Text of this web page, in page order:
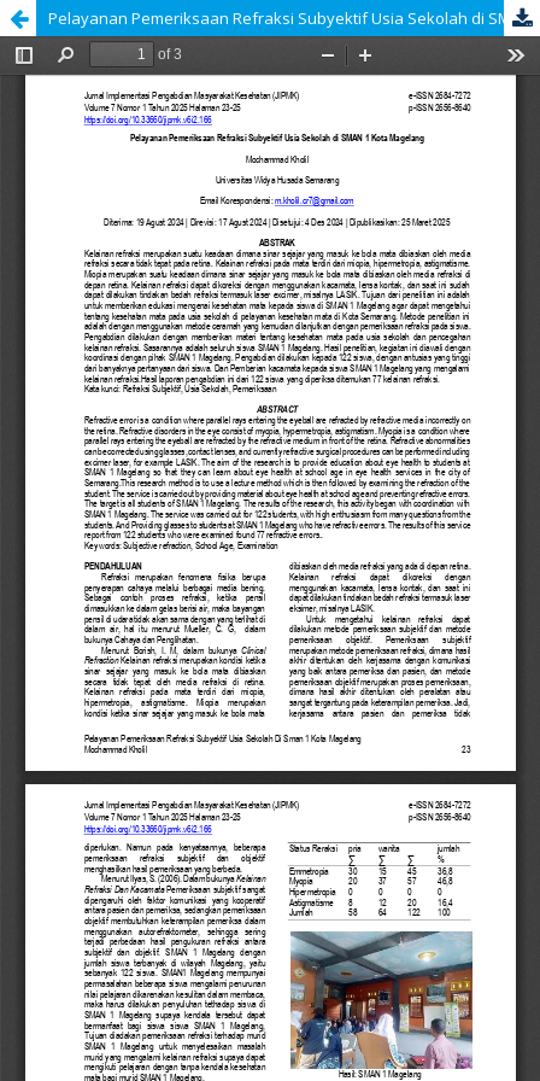
Pelayanan Pemeriksaan Refraksi Subyektif Usia Sekolah di SMAN 1 Kota Magelang